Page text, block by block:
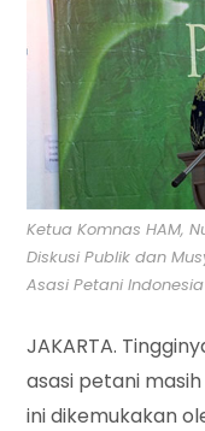
Ketua Komnas HAM,
Diskusi Publik dan
Asasi Petani
JAKARTA.
asasi petani
ini dikemukakan